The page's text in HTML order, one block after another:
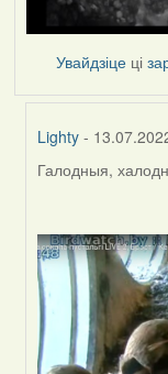
Увайдзіце ці
Lighty -
In
by
Harrier
Галодныя,